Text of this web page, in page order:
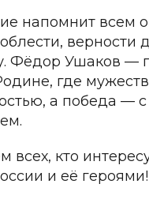
напомнит всем
верности
Фёдор Ушаков —
где
а победа — с
всех, кто
и её героями!